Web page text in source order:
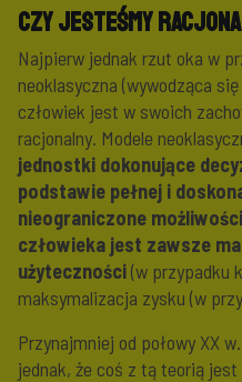
Czy jesteśmy
Najpierw jednak rzut oka w
neoklasyczna (wywodząca
człowiek jest w swoich
racjonalny. Modele
jednostki dokonujące
podstawie pełnej i
nieograniczone
człowieka jest zawsze
użyteczności(w przypadku
maksymalizacja zysku (w
Przynajmniej od połowy XX
jednak, że coś z tą teorią